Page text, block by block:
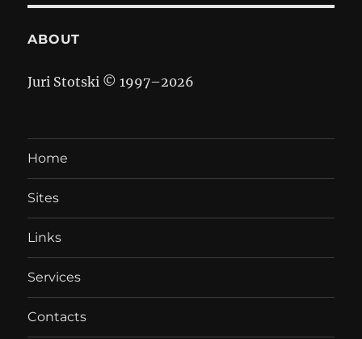
ABOUT
Juri Stotski © 1997–2026
Home
Sites
Links
Services
Contacts